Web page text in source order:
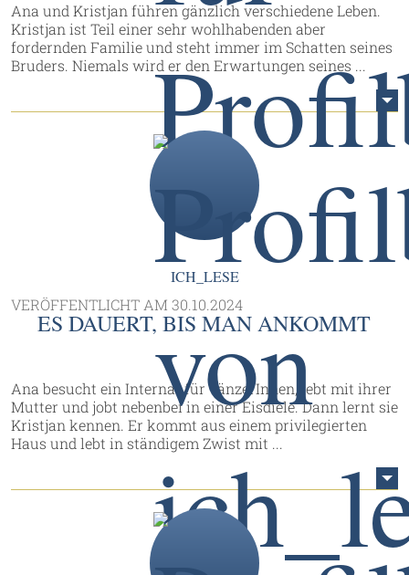
Ana und Kristjan führen gänzlich verschiedene Leben.
Kristjan ist Teil einer sehr wohlhabenden aber
fordernden Familie und steht immer im Schatten seines
Bruders. Niemals wird er den Erwartungen seines ...
ICH_LESE
VERÖFFENTLICHT AM 30.10.2024
ES DAUERT, BIS MAN ANKOMMT
Ana besucht ein Internat für TänzerInnen, lebt mit ihrer
Mutter und jobt nebenbei in einer Eisdiele. Dann lernt sie
Kristjan kennen. Er kommt aus einem privilegierten
Haus und lebt in ständigem Zwist mit ...